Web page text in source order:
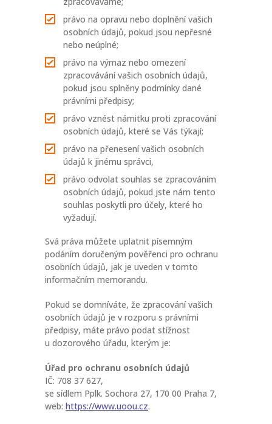
právo na opravu nebo doplnění vašich
osobních údajů, pokud jsou nepřesné
nebo neúplné;
právo na výmaz nebo omezení
zpracovávání vašich osobních údajů,
pokud jsou splněny podmínky dané
právními předpisy;
právo vznést námitku proti zpracování
osobních údajů, které se Vás týkají;
právo na přenesení vašich osobních
údajů k jinému správci,
právo odvolat souhlas se zpracováním
osobních údajů, pokud jste nám tento
souhlas poskytli pro účely, které ho
vyžadují.
Svá práva můžete uplatnit písemným
podáním doručeným pověřenci pro ochranu
osobních údajů, jak je uveden v tomto
informačním memorandu.
Pokud se domníváte, že zpracování vašich
osobních údajů je v rozporu s právními
předpisy, máte právo podat stížnost
u dozorového úřadu, kterým je:
Úřad pro ochranu osobních údajů
IČ: 708 37 627,
se sídlem Pplk. Sochora 27, 170 00 Praha 7,
web: https://www.uoou.cz.